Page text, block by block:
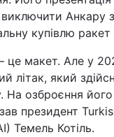
Наука
Лайт
Інциденти
Туризм
Анкару
купівлю
макет. Але у
літак, який
На озброєння
президент
Темель Котіль.